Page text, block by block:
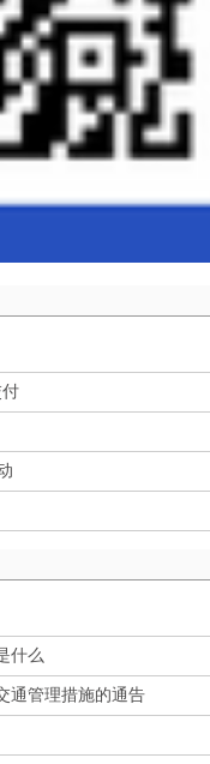
什么
通管理措施的通告